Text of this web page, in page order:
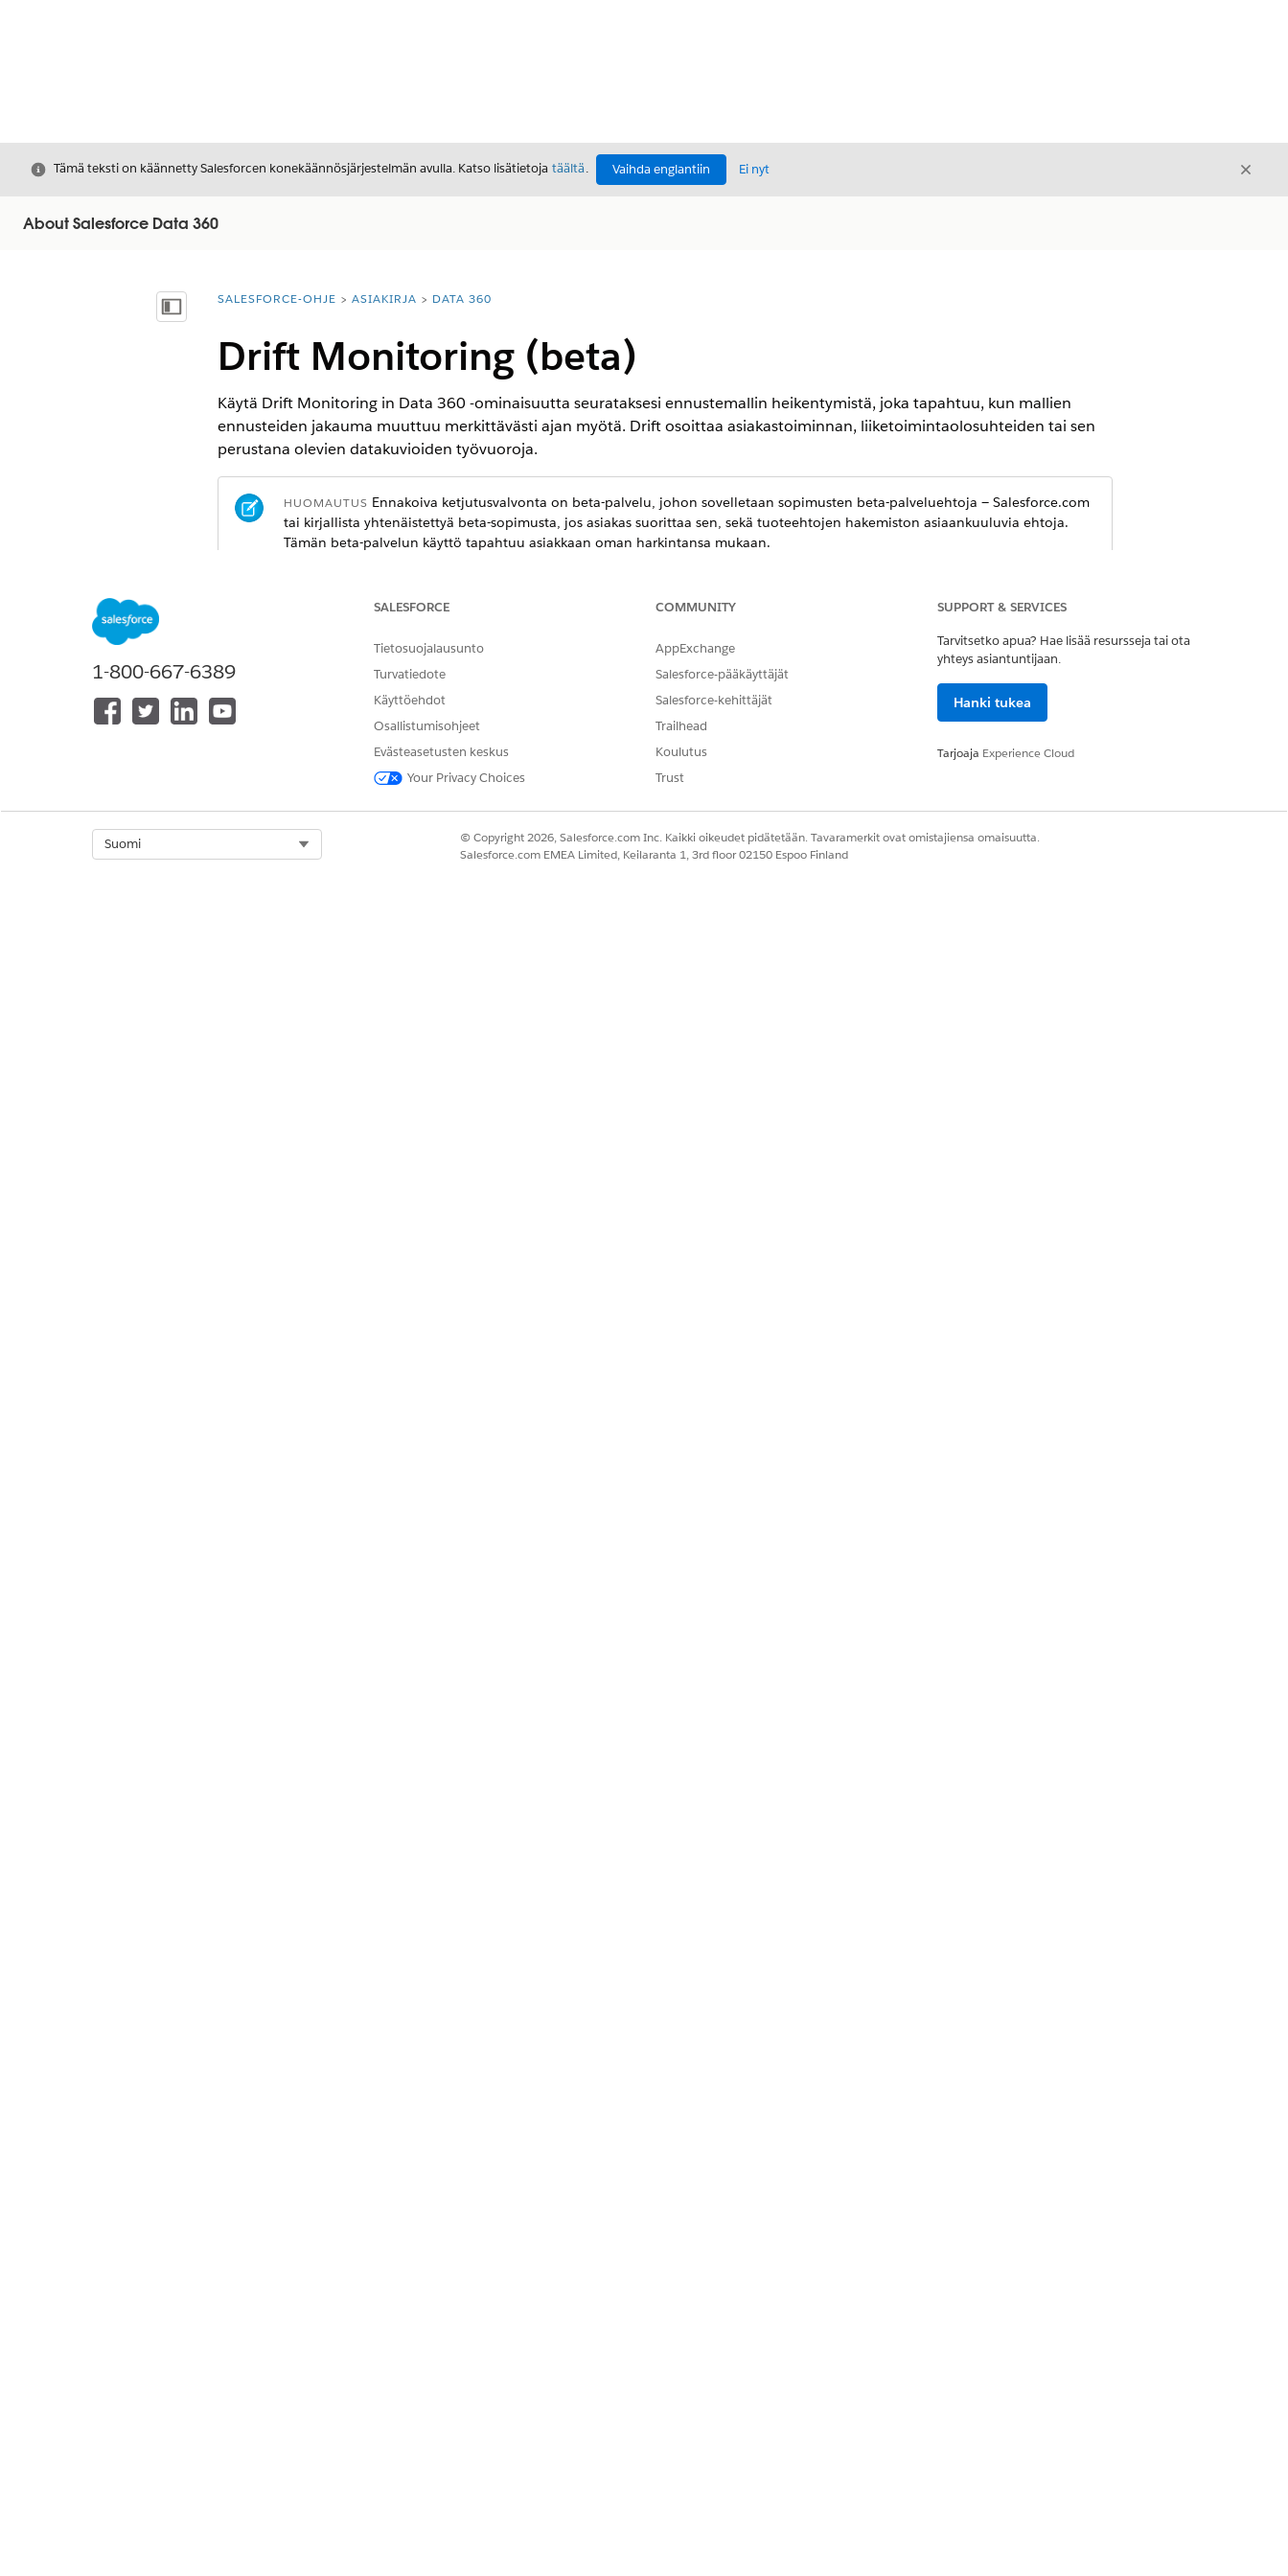
Sulje
Tämä teksti on käännetty Salesforcen konekäännösjärjestelmän avulla. Katso lisätietoja täältä. Vaihda englantiin Ei nyt Sulje
About Salesforce Data 360
Näytä sisällysluettelo
Olet tässä:
SALESFORCE-OHJE ASIAKIRJA DATA 360
Drift Monitoring (beta)
Käytä Drift Monitoring in Data 360 -ominaisuutta seurataksesi ennustemallin heikentymistä, joka tapahtuu, kun mallien
ennusteiden jakauma muuttuu merkittävästi ajan myötä. Drift osoittaa asiakastoiminnan, liiketoimintaolosuhteiden tai sen
perustana olevien datakuvioiden työvuoroja.
HUOMAUTUS Ennakoiva ketjutusvalvonta on beta-palvelu, johon sovelletaan sopimusten beta-palveluehtoja — Salesforce.com
tai kirjallista yhtenäistettyä beta-sopimusta, jos asiakas suorittaa sen, sekä tuoteehtojen hakemiston asiaankuuluvia ehtoja.
Tämän beta-palvelun käyttö tapahtuu asiakkaan oman harkintansa mukaan.
Ota ennustavien mallien drift-valvonta käyttöön käyttämällä ominaisuuksien hallintaa organisaatiosi asetuksista.
Muuttujan kasaantuminen
Muuttujan drift tapahtuu, kun live-syötetyn datan jakauma siirtyy pois koulutusdatasta. Esimerkiksi sähköpostien ja
luonnollisen haun liideille kouluttama liidien pisteytysmalli heikkenee, kun uusi kampanja yllättää useimmat liidit
sosiaalisesta mediasta.
1-800-667-6389
SALESFORCE
Tietosuojalausunto
Turvatiedote
Käyttöehdot
Osallistumisohjeet
Evästeasetusten keskus
Your Privacy Choices
COMMUNITY
AppExchange
Salesforce-pääkäyttäjät
Salesforce-kehittäjät
Trailhead
Koulutus
Trust
SUPPORT & SERVICES
Tarvitsetko apua? Hae lisää resursseja tai ota
yhteys asiantuntijaan.
Hanki tukea
Tarjoaja Experience Cloud
Suomi
© Copyright 2026, Salesforce.com Inc. Kaikki oikeudet pidätetään. Tavaramerkit ovat omistajiensa omaisuutta.
Salesforce.com EMEA Limited, Keilaranta 1, 3rd floor 02150 Espoo Finland